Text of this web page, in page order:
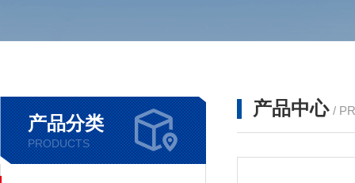
产品分类
PRODUCTS
产品中心 /